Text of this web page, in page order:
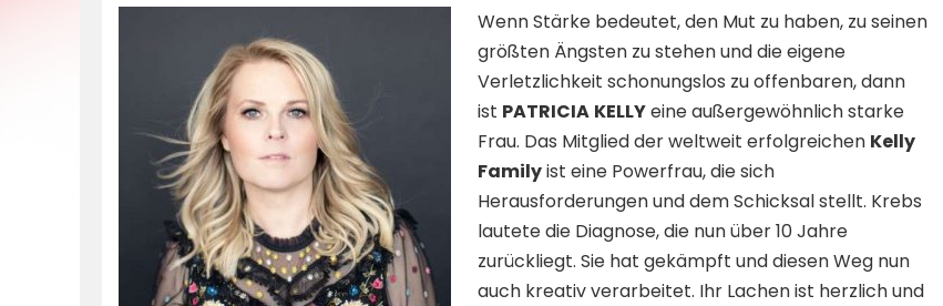
Wenn Stärke bedeutet, den Mut zu haben, zu seinen
größten Ängsten zu stehen und die eigene
Verletzlichkeit schonungslos zu offenbaren, dann
ist PATRICIA KELLYeine außergewöhnlich starke
Frau. Das Mitglied der weltweit erfolgreichen Kelly
Familyist eine Powerfrau, die sich
Herausforderungen und dem Schicksal stellt. Krebs
lautete die Diagnose, die nun über 10 Jahre
zurückliegt. Sie hat gekämpft und diesen Weg nun
auch kreativ verarbeitet. Ihr Lachen ist herzlich und